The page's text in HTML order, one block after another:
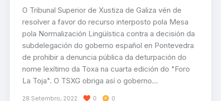
O Tribunal Superior de Xustiza de Galiza vén de
resolver a favor do recurso interposto pola Mesa
pola Normalización Lingüística contra a decisión da
subdelegación do goberno español en Pontevedra
de prohibir a denuncia pública da deturpación do
nome lexítimo da Toxa na cuarta edición do "Foro
La Toja". O TSXG obriga así o goberno…
28 Setembro, 2022 0 0